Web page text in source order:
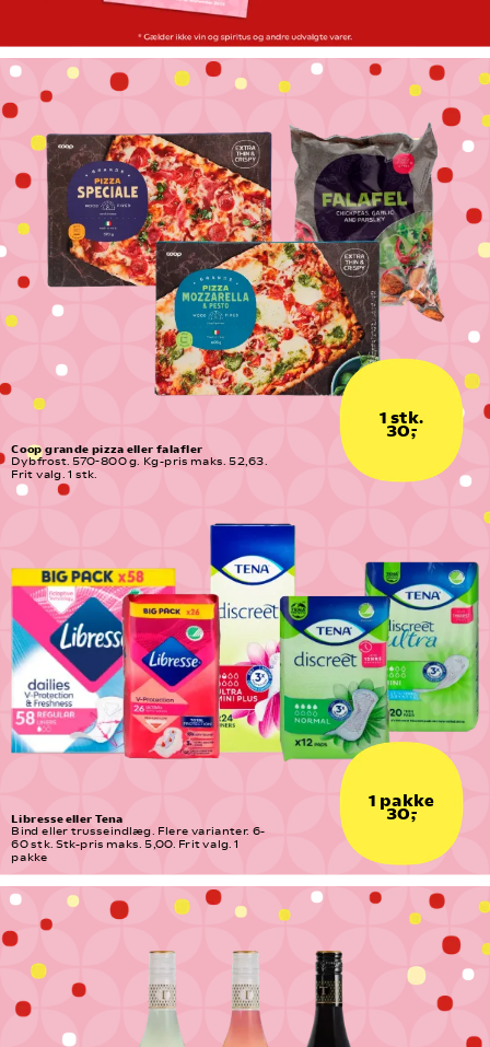
1 stk.
30,-
Coop grande pizza eller falafler
Dybfrost. 570-800 g. Kg-pris maks. 52,63.
Frit valg. 1 stk.
1 pakke
30,-
Libresse eller Tena
Bind eller trusseindlæg. Flere varianter. 6-
60 stk. Stk-pris maks. 5,00. Frit valg. 1
pakke